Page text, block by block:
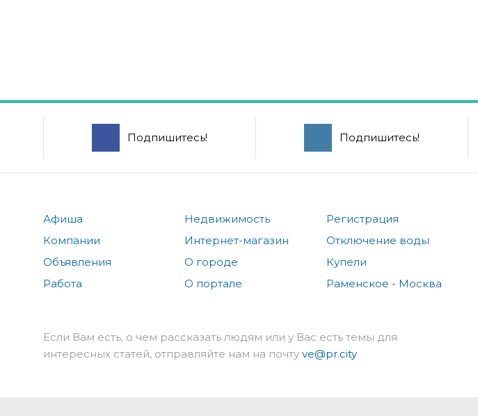
Подпишитесь! Подпишитесь!
Афиша
Компании
Объявления
Работа
Недвижимость
Интернет-магазин
О городе
О портале
Регистрация
Отключение воды
Купели
Раменское - Москва
Если Вам есть, о чем рассказать людям или у Вас есть темы для
интересных статей, отправляйте нам на почту ve@pr.city